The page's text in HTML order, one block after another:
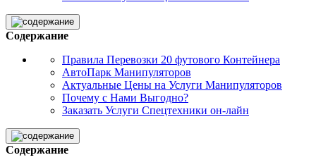
Содержание
Правила Перевозки 20 футового Контейнера
АвтоПарк Манипуляторов
Актуальные Цены на Услуги Манипуляторов
Почему с Нами Выгодно?
Заказать Услуги Спецтехники он-лайн
Содержание